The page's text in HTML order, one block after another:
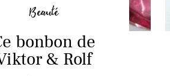
Beauté
bonbon de
& Rolf